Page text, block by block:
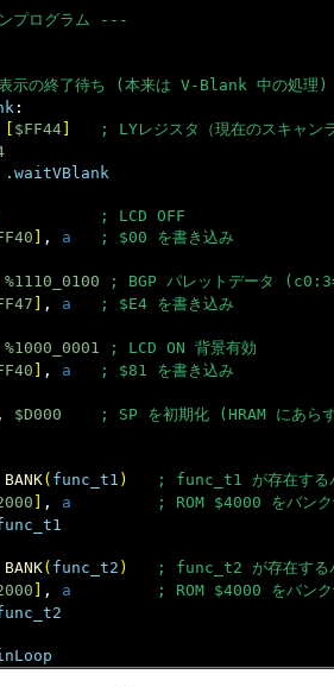
プログラム ---
示の終了待ち (本来は V-Blank 中の処理)
:
$FF44
; LYレジスタ（現在のスキャン
.waitVBlank
; LCD OFF
, a ; $00 を書き込み
%1110_0100
; BGP パレットデータ
, a ; $E4 を書き込み
%1000_0001
; LCD ON 背景有効
, a ; $81 を書き込み
, $D000 ; SP を初期化 (HRAM にあら
BANK( func_t1 )
; func_t1 が存在する
, a
; ROM $4000 をバンク
BANK( func_t2 )
; func_t2 が存在する
, a
; ROM $4000 をバンク